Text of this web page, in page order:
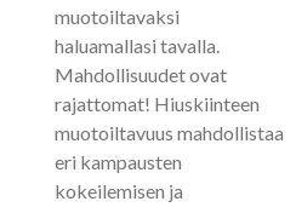
muotoiltavaksi
haluamallasi tavalla.
Mahdollisuudet ovat
rajattomat! Hiuskiinteen
muotoiltavuus mahdollistaa
eri kampausten
kokeilemisen ja